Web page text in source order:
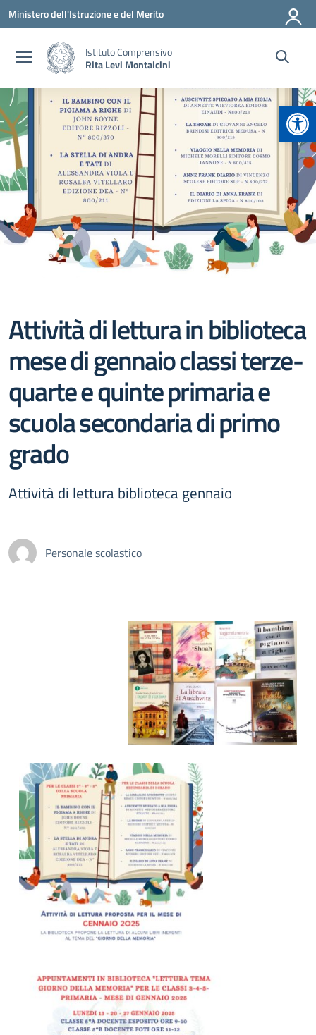
Vai ai contenuti
Vai al menu di navigazione
Vai al footer
Ministero dell'Istruzione e del Merito
Istituto Comprensivo
Rita Levi Montalcini
Attività di lettura in biblioteca
mese di gennaio classi terze-
quarte e quinte primaria e
scuola secondaria di primo
grado
Attività di lettura biblioteca gennaio
Personale scolastico